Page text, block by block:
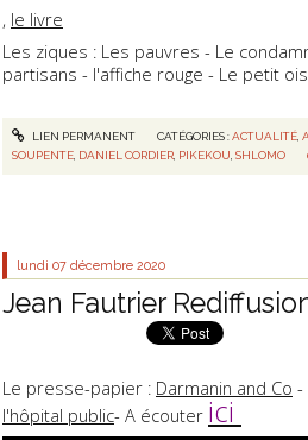
, le livre
Les ziques : Les pauvres - Le
partisans - l'affiche rouge - Le petit
LIEN PERMANENT CATÉGORIES :ACTUALITÉ,
SOUPENTE DANIEL CORDIER PIKEKOU ,SHLOMO
lundi 07 décembre 2020
Jean Fautrier
Le presse-papier : Darmanin and Co -
l'hôpital public- A écouter ici